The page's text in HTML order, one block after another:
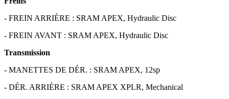
- FREIN ARRIÈRE : SRAM APEX, Hydraulic Disc
- FREIN AVANT : SRAM APEX, Hydraulic Disc
Transmission
- MANETTES DE DÉR. : SRAM APEX, 12sp
- DÉR. ARRIÈRE : SRAM APEX XPLR, Mechanical